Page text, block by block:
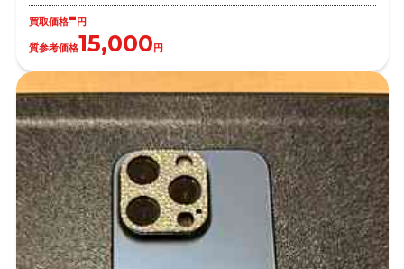
買取価格- 円
質参考価格15,000 円